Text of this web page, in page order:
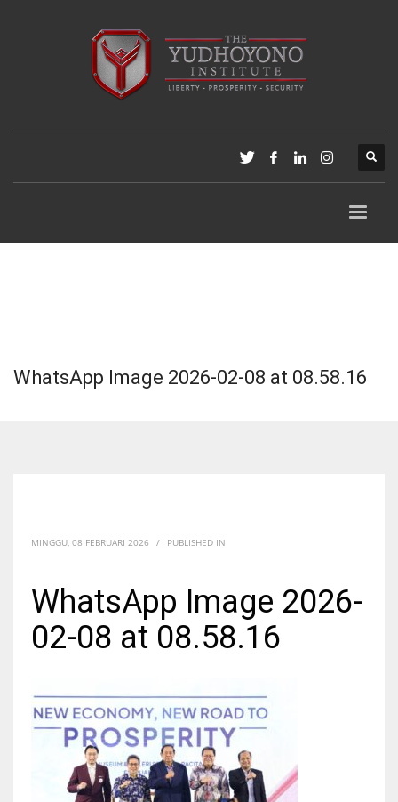
WhatsApp Image 2026-02-08 at 08.58.16
MINGGU, 08 FEBRUARI 2026 / PUBLISHED IN
WhatsApp Image 2026-
02-08 at 08.58.16